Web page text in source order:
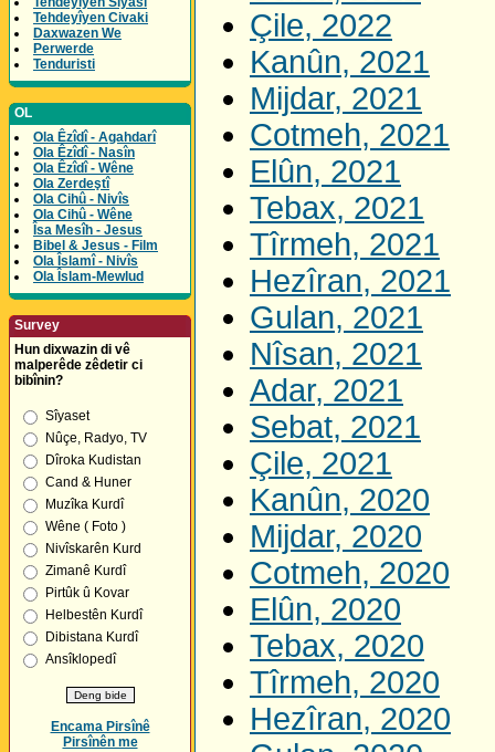
Tehdeyîyen Civaki
Daxwazen We
Perwerde
Tenduristi
OL
Ola Êzîdî - Agahdarî
Ola Êzîdî - Nasîn
Ola Êzîdî - Wêne
Ola Zerdeştî
Ola Cihû - Nivîs
Ola Cihû - Wêne
Îsa Mesîh - Jesus
Bibel & Jesus - Film
Ola Îslamî - Nivîs
Ola Îslam-Mewlud
Survey
Hun dixwazin di vê
malperêde zêdetir ci
bibînin?
Sîyaset
Nûçe, Radyo, TV
Dîroka Kudistan
Cand & Huner
Muzîka Kurdî
Wêne ( Foto )
Nivîskarên Kurd
Zimanê Kurdî
Pirtûk û Kovar
Helbestên Kurdî
Dibistana Kurdî
Ansîklopedî
Encama Pirsînê
Pirsînên me
Çile, 2022
Kanûn, 2021
Mijdar, 2021
Cotmeh, 2021
Elûn, 2021
Tebax, 2021
Tîrmeh, 2021
Hezîran, 2021
Gulan, 2021
Nîsan, 2021
Adar, 2021
Sebat, 2021
Çile, 2021
Kanûn, 2020
Mijdar, 2020
Cotmeh, 2020
Elûn, 2020
Tebax, 2020
Tîrmeh, 2020
Hezîran, 2020